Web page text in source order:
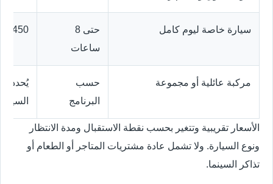
سيارة خاصة ليوم كامل
حتى 8
ساعات
450–620 جنيهاً إسترلينياً
مركبة عائلية أو مجموعة
حسب
البرنامج
يُحدد
الأسعار تقريبية وتتغير بحسب نقطة الاستقبال ومدة الانتظار
ونوع السيارة. ولا تشمل عادة مشتريات المتاجر أو الطعام أو
تذاكر السينما.